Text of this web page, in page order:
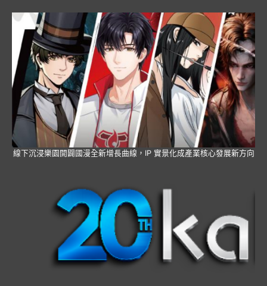
線下沉浸樂園開闢國漫全新增長曲線，IP 實景化成產業核心發展新方向